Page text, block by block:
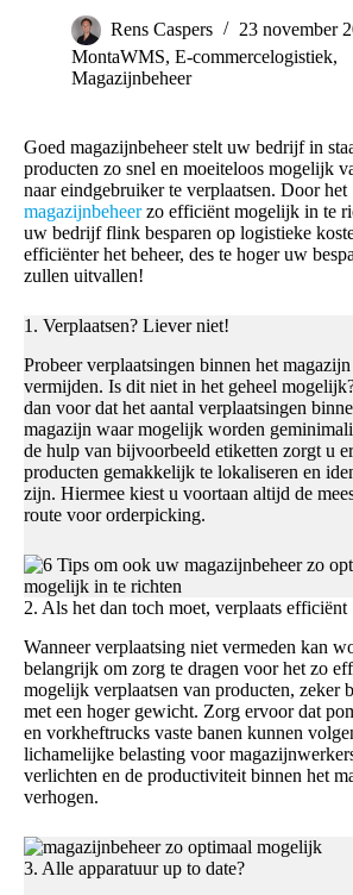
Rens Caspers
23 november
MontaWMS, E-commercelogistiek,
Magazijnbeheer
Goed magazijnbeheer stelt uw bedrijf in
producten zo snel en moeiteloos mogelijk
naar eindgebruiker te verplaatsen. Door het
magazijnbeheerzo efficiënt mogelijk in te
uw bedrijf flink besparen op logistieke
efficiënter het beheer, des te hoger uw
zullen uitvallen!
1. Verplaatsen? Liever niet!
Probeer verplaatsingen binnen het
vermijden. Is dit niet in het geheel
dan voor dat het aantal verplaatsingen
magazijn waar mogelijk worden
de hulp van bijvoorbeeld etiketten zorgt u
producten gemakkelijk te lokaliseren en
zijn. Hiermee kiest u voortaan altijd de
route voor orderpicking.
2. Als het dan toch moet, verplaats efficiënt
Wanneer verplaatsing niet vermeden kan
belangrijk om zorg te dragen voor het zo
mogelijk verplaatsen van producten, zeker
met een hoger gewicht. Zorg ervoor dat
en vorkheftrucks vaste banen kunnen
lichamelijke belasting voor
verlichten en de productiviteit binnen het
verhogen.
3. Alle apparatuur up to date?